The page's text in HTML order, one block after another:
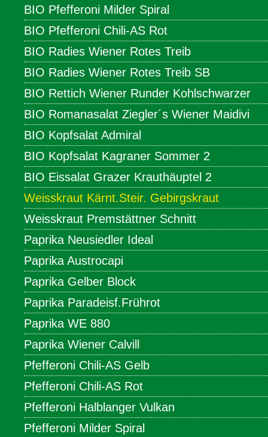
BIO Pfefferoni Milder Spiral
BIO Pfefferoni Chili-AS Rot
BIO Radies Wiener Rotes Treib
BIO Radies Wiener Rotes Treib SB
BIO Rettich Wiener Runder Kohlschwarzer
BIO Romanasalat Ziegler´s Wiener Maidivi
BIO Kopfsalat Admiral
BIO Kopfsalat Kagraner Sommer 2
BIO Eissalat Grazer Krauthäuptel 2
Weisskraut Kärnt.Steir. Gebirgskraut
Weisskraut Premstättner Schnitt
Paprika Neusiedler Ideal
Paprika Austrocapi
Paprika Gelber Block
Paprika Paradeisf.Frührot
Paprika WE 880
Paprika Wiener Calvill
Pfefferoni Chili-AS Gelb
Pfefferoni Chili-AS Rot
Pfefferoni Halblanger Vulkan
Pfefferoni Milder Spiral